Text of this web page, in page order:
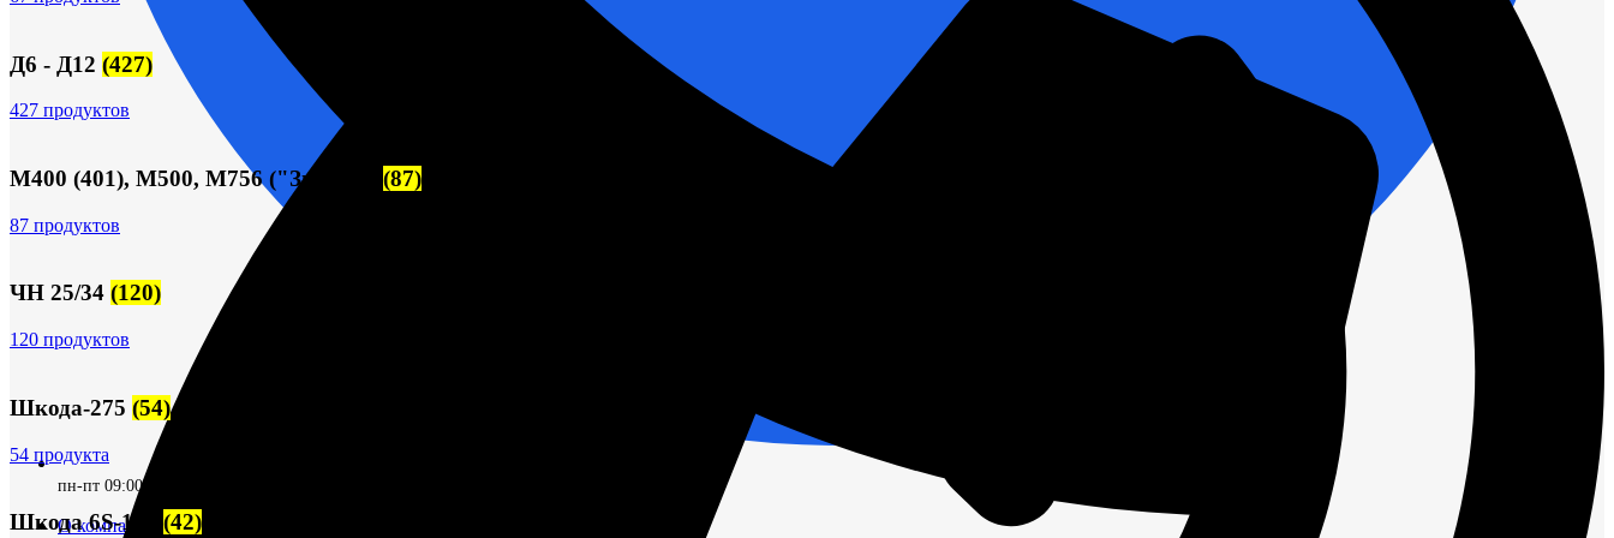
пн-пт 09:00–17:00 (UTC+6)
О компании
Д6 - Д12 (427)
427 продуктов
М400 (401), М500, М756 ("Звезда") (87)
87 продуктов
ЧН 25/34 (120)
120 продуктов
Шкода-275 (54)
54 продукта
Шкода 6S-160 (42)